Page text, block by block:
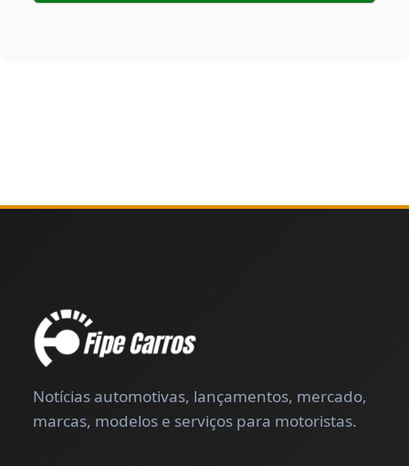
Notícias automotivas, lançamentos, mercado,
marcas, modelos e serviços para motoristas.